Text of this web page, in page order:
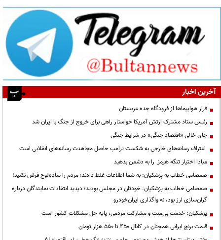
آخرین اخبار
فرار هواپیماها از فرودگاه جده عربستان
رئیس ستاد مشترک ارتش آمریکا خواستار راهی برای خروج از جنگ با ایران شد
جای خالی «اقتصاد جنگی» در شرایط جنگی
اعتراف رسانه‌های خارجی به شکست ترامپ حاصل مجاهدت رسانه‌های انقلابی است
مبادا اختیار تنگه هرمز را به دشمن بدهید
صمصامی خطاب به پزشکیان: به شما اطلاعات غلط دادند؛ مردم را ساده‌لوح فرض نکنید!
صمصامی خطاب به پزشکیان: خودتان در مجلس بودید؛ دیدید انتقادات نمایندگان درباره
گران‌سازی ارز بود، نه واگذاری ایران‌خودرو
پزشکیان: خدمت بی‌منت و مشارکت مردمی، پایه حل مشکلات کشور است
قیمت‌ برنج ایرانی همچنان در کانال ۴۵۰ تا ۵۵۰ هزار تومان